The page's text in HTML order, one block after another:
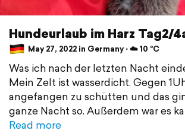
Hundeurlaub im Harz Tag2/
May 27, 2022 in Germany ⋅ ☁️ 10 °C
Was ich nach der letzten Nacht
Mein Zelt ist wasserdicht. Gegen
angefangen zu schütten und das
ganze Nacht so. Außerdem war es
Read more